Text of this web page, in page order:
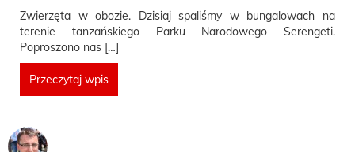
Zwierzęta w obozie. Dzisiaj spaliśmy w bungalowach na
terenie tanzańskiego Parku Narodowego Serengeti.
Poproszono nas […]
Przeczytaj wpis